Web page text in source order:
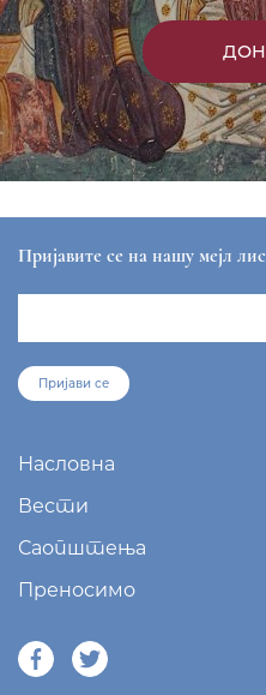
Пријавите се на нашу мејл
Пријави се
Насловна
Вести
Саопштења
Преносимо